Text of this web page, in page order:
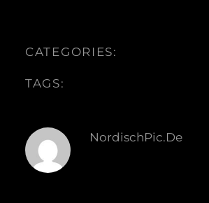
CATEGORIES:
TAGS:
NordischPic.de